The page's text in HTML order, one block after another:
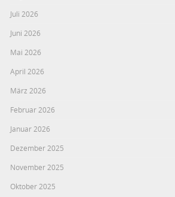
Juli 2026
Juni 2026
Mai 2026
April 2026
März 2026
Februar 2026
Januar 2026
Dezember 2025
November 2025
Oktober 2025